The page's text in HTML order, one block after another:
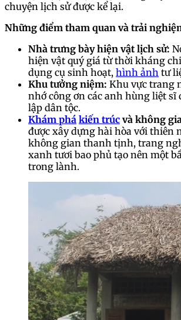
chuyện lịch sử được kể lại.
Những điểm tham quan và trải
Nhà trưng bày hiện vật lịch sử:
hiện vật quý giá từ thời kháng
dụng cụ sinh hoạt, hình ảnh tư
Khu tưởng niệm: Khu vực trang
nhớ công ơn các anh hùng liệt sĩ
lập dân tộc.
Khám phá kiến trúc và không
được xây dựng hài hòa với thiên
không gian thanh tịnh, trang
xanh tươi bao phủ tạo nên một
trong lành.